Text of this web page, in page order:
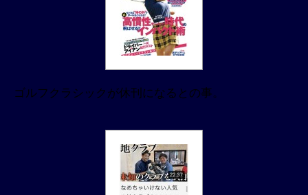
ゴルフクラシックが休刊になるとの事。